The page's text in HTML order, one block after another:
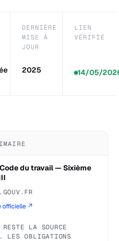
DERNIÈRE
MISE À
JOUR
2025
LIEN
VÉRIFIÉ
14/05/
du travail — Sixième
officielle ↗
LA SOURCE
LES OBLIGATIONS